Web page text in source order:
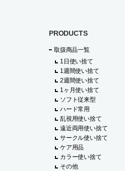
PRODUCTS
取扱商品一覧
1日使い捨て
1週間使い捨て
2週間使い捨て
1ヶ月使い捨て
ソフト従来型
ハード常用
乱視用使い捨て
遠近両用使い捨て
サークル使い捨て
ケア用品
カラー使い捨て
その他